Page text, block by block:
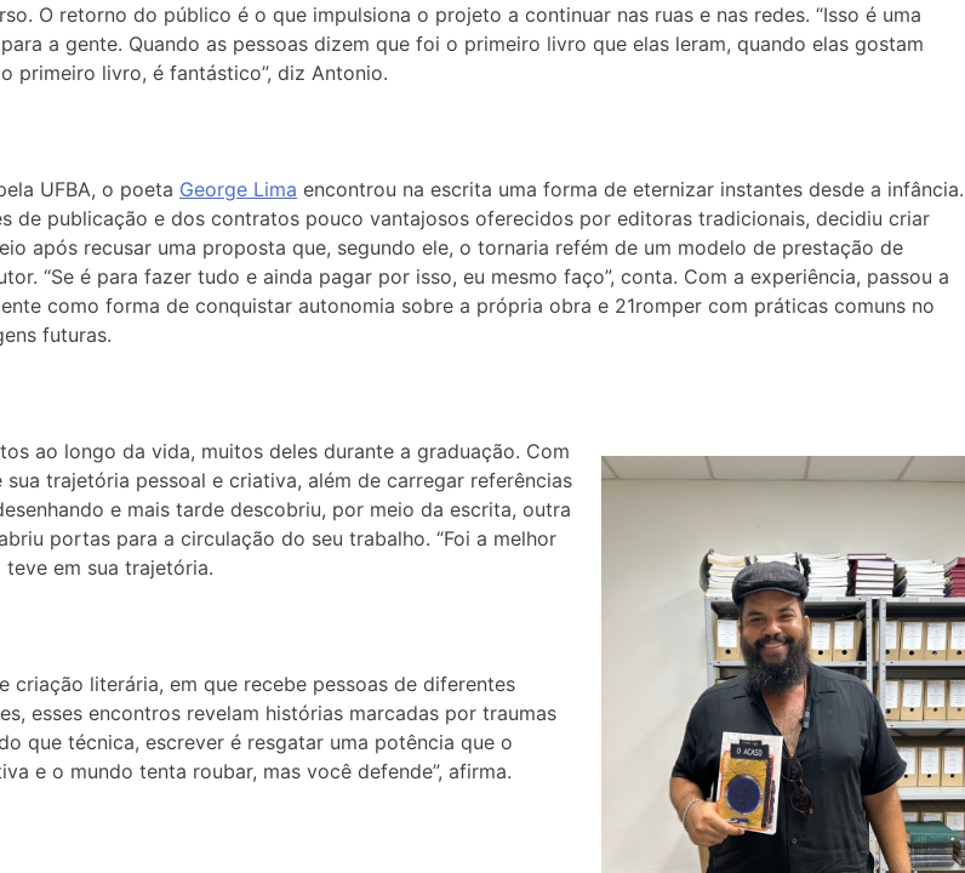
O retorno do público é o que impulsiona o projeto a continuar nas ruas e nas redes. “Isso é uma
a gente. Quando as pessoas dizem que foi o primeiro livro que elas leram, quando elas gostam
primeiro livro, é fantástico”, diz Antonio.
UFBA, o poeta George Lima encontrou na escrita uma forma de eternizar instantes desde a infância.
de publicação e dos contratos pouco vantajosos oferecidos por editoras tradicionais, decidiu criar
após recusar uma proposta que, segundo ele, o tornaria refém de um modelo de prestação de
“Se é para fazer tudo e ainda pagar por isso, eu mesmo faço”, conta. Com a experiência, passou a
como forma de conquistar autonomia sobre a própria obra e 21romper com práticas comuns no
futuras.
ao longo da vida, muitos deles durante a graduação. Com
trajetória pessoal e criativa, além de carregar referências
e mais tarde descobriu, por meio da escrita, outra
portas para a circulação do seu trabalho. “Foi a melhor
em sua trajetória.
literária, em que recebe pessoas de diferentes
esses encontros revelam histórias marcadas por traumas
que técnica, escrever é resgatar uma potência que o
e o mundo tenta roubar, mas você defende”, afirma.